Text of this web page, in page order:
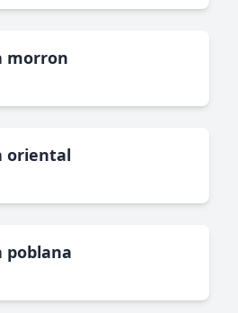
morron
oriental
poblana